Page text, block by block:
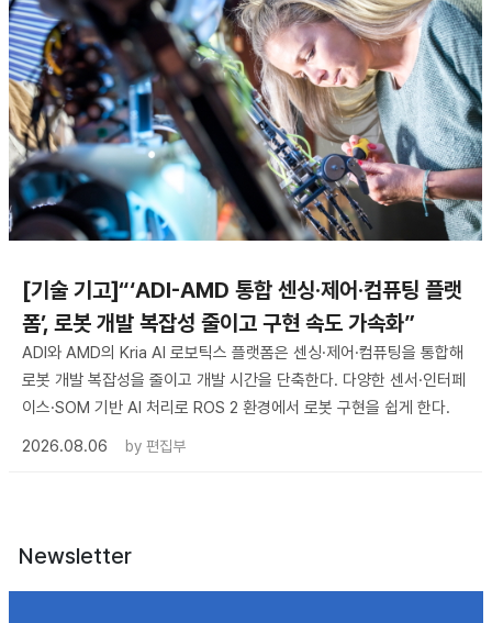
[기술 기고]“‘ADI-AMD 통합 센싱·제어·컴퓨팅 플랫
폼’, 로봇 개발 복잡성 줄이고 구현 속도 가속화”
ADI와 AMD의 Kria AI 로보틱스 플랫폼은 센싱·제어·컴퓨팅을 통합해
로봇 개발 복잡성을 줄이고 개발 시간을 단축한다. 다양한 센서·인터페
이스·SOM 기반 AI 처리로 ROS 2 환경에서 로봇 구현을 쉽게 한다.
2026.08.06
by 편집부
Newsletter